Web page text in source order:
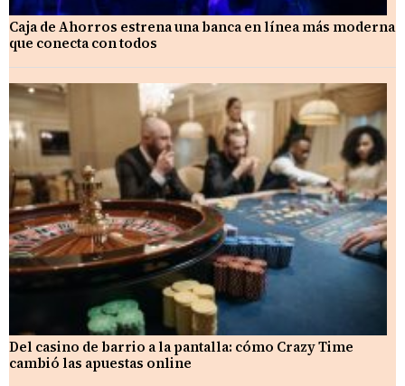
Caja de Ahorros estrena una banca en línea más moderna
que conecta con todos
Del casino de barrio a la pantalla: cómo Crazy Time
cambió las apuestas online